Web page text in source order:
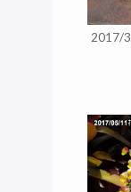
2017/